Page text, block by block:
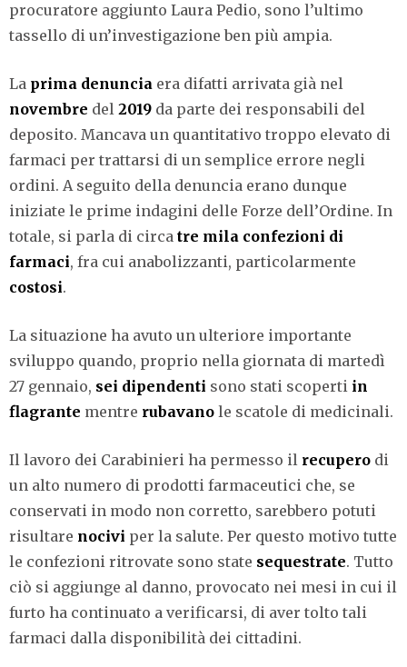
procuratore aggiunto Laura Pedio, sono l’ultimo
tassello di un’investigazione ben più ampia.
La prima denuncia era difatti arrivata già nel
novembre del 2019 da parte dei responsabili del
deposito. Mancava un quantitativo troppo elevato di
farmaci per trattarsi di un semplice errore negli
ordini. A seguito della denuncia erano dunque
iniziate le prime indagini delle Forze dell’Ordine. In
totale, si parla di circa tre mila confezioni di
farmaci, fra cui anabolizzanti, particolarmente
costosi.
La situazione ha avuto un ulteriore importante
sviluppo quando, proprio nella giornata di martedì
27 gennaio, sei dipendenti sono stati scoperti in
flagrante mentre rubavano le scatole di medicinali.
Il lavoro dei Carabinieri ha permesso il recupero di
un alto numero di prodotti farmaceutici che, se
conservati in modo non corretto, sarebbero potuti
risultare nocivi per la salute. Per questo motivo tutte
le confezioni ritrovate sono state sequestrate. Tutto
ciò si aggiunge al danno, provocato nei mesi in cui il
furto ha continuato a verificarsi, di aver tolto tali
farmaci dalla disponibilità dei cittadini.